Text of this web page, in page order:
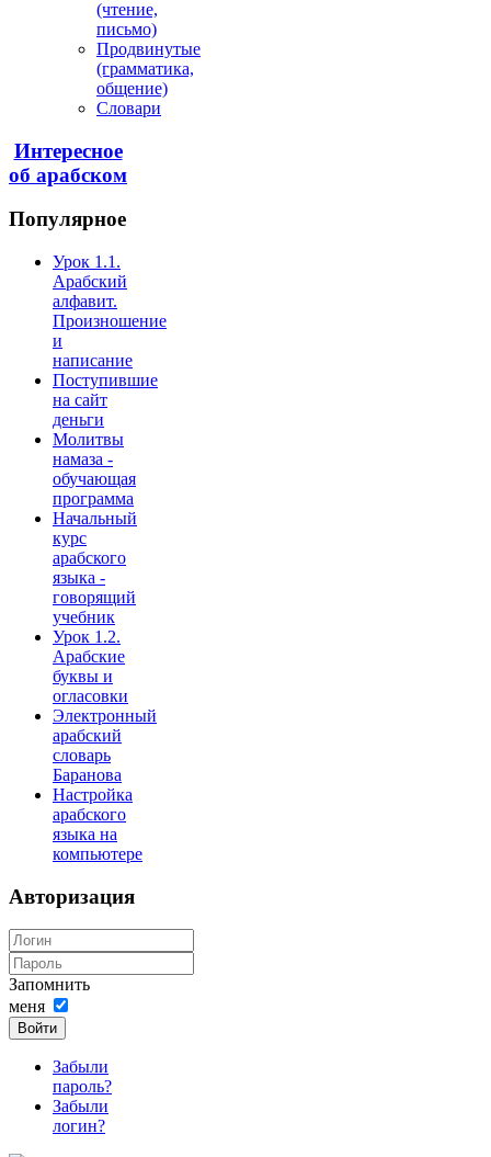
(чтение,
письмо)
Продвинутые
(грамматика,
общение)
Словари
Интересное
об арабском
Популярное
Урок 1.1.
Арабский
алфавит.
Произношение
и
написание
Поступившие
на сайт
деньги
Молитвы
намаза -
обучающая
программа
Начальный
курс
арабского
языка -
говорящий
учебник
Урок 1.2.
Арабские
буквы и
огласовки
Электронный
арабский
словарь
Баранова
Настройка
арабского
языка на
компьютере
Авторизация
Запомнить
меня
Войти
Забыли
пароль?
Забыли
логин?